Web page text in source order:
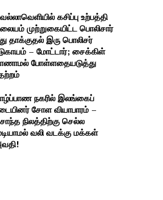
கசிப்பு உற்பத்தி
முற்றுகையிட்ட பொலிசார்
தாக்குதல் இரு பொலிசர்
– மோட்டார்; சைக்கிள்
போள்ளதையடுத்து
நகரில் இலங்கைப்
சோள வியாபாரம் –
நிலத்திற்கு செல்ல
வலி வடக்கு மக்கள்